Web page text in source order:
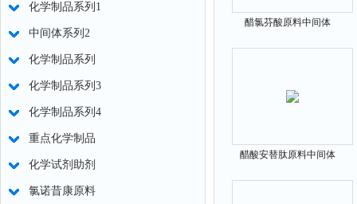
化学制品系列1
中间体系列2
化学制品系列
化学制品系列3
化学制品系列4
重点化学制品
化学试剂助剂
氯诺昔康原料
醋氯芬酸原料中间体
醋酸安替肽原料中间体